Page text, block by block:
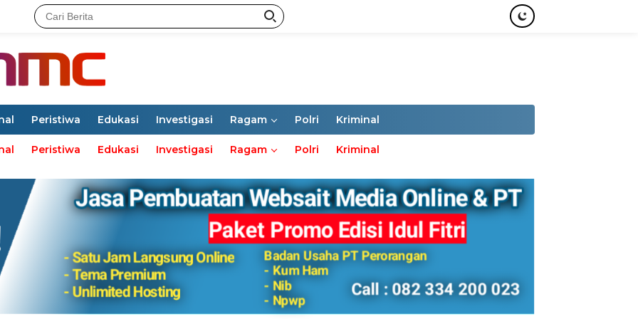
Peristiwa Edukasi Investigasi Ragam Polri Kriminal
Peristiwa Edukasi Investigasi Ragam Polri Kriminal